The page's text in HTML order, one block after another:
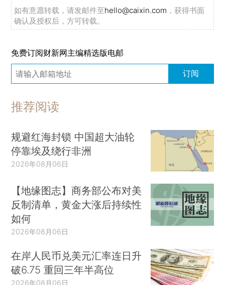
如有意愿转载，请发邮件至hello@caixin.com ，获得书面
确认及授权后，方可转载。
免费订阅财新网主编精选版电邮
订阅
推荐阅读
规避红海封锁 中国超大油轮
停靠埃及绕行非洲
2026年08月06日
【地缘图志】商务部公布对美
反制清单，黄金大涨后持续性
如何
2026年08月06日
在岸人民币兑美元汇率连日升
破6.75 重回三年半高位
2026年08月06日